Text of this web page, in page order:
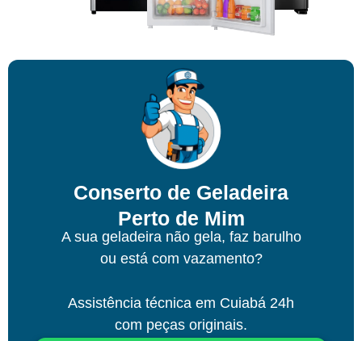
Conserto de Geladeira
Perto de Mim
A sua geladeira não gela, faz barulho
ou está com vazamento?
Assistência técnica em Cuiabá 24h
com peças originais.